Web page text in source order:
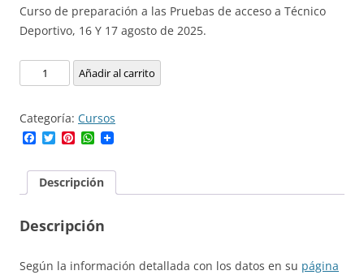
Curso de preparación a las Pruebas de acceso a Técnico
Deportivo, 16 Y 17 agosto de 2025.
Curso
preparatorio
Pruebas
de
cantidad
Añadir al carrito
Categoría: Cursos
Facebook
TwitterPinterestWhatsApp
Descripción
Descripción
Según la información detallada con los datos en su página